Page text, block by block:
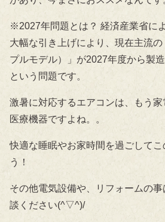
※2027年問題とは？ 経済産業省に
大幅な引き上げにより、現在主流
プルモデル）」が2027年度から製
という問題です。
激暑に対応するエアコンは、もう
医療機器ですよね。。
快適な睡眠やお家時間を過ごしてこ
う！
その他電気設備や、リフォームの
談ください(^▽^)/